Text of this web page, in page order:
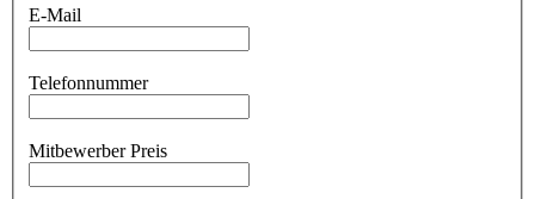
E-Mail
Telefonnummer
Mitbewerber Preis